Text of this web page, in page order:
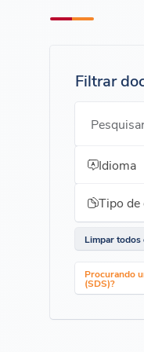
Filtrar
Idioma
Tipo de
Limpar
Procurando
(SDS)?